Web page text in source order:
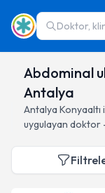
Doktor,
Abdominal
Antalya
Antalya Konyaaltı
uygulayan doktor